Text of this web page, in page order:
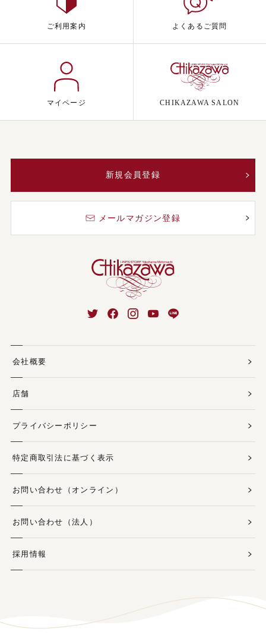
ご利用案内 よくあるご質問
マイページ CHIKAZAWA SALON
新規会員登録
メールマガジン登録
会社概要
店舗
プライバシーポリシー
特定商取引法に基づく表示
お問い合わせ（オンライン）
お問い合わせ（法人）
採用情報